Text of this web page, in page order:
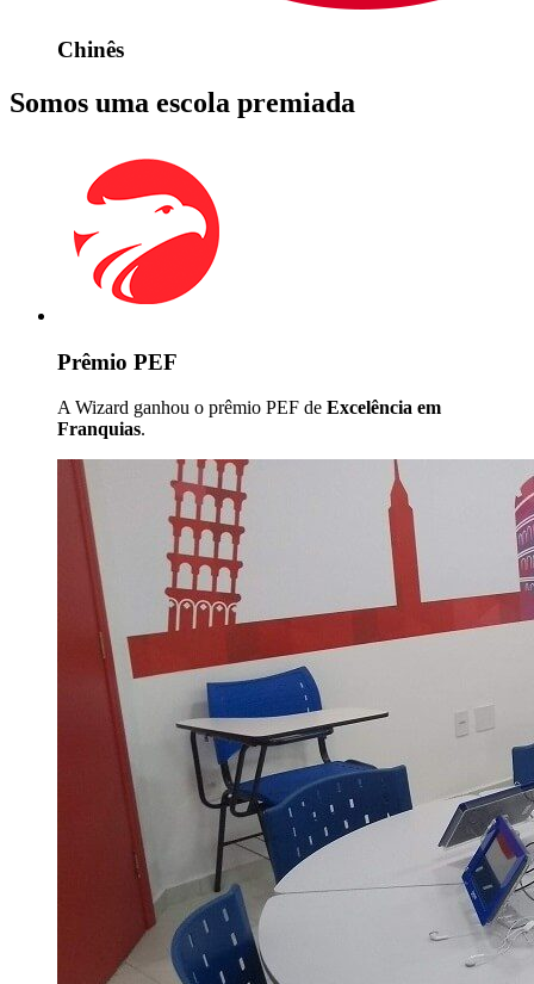
Chinês
Somos uma escola premiada
Prêmio PEF
A Wizard ganhou o prêmio PEF de Excelência em
Franquias.